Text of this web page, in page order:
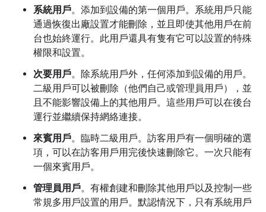
系統用戶。添加到設備的第一個用戶。系統用戶只能
通過恢復出廠設置才能刪除，並且即使其他用戶在前
台也始終運行。此用戶還具有隻有它可以設置的特殊
權限和設置。
次要用戶。除系統用戶外，任何添加到設備的用戶。
二級用戶可以被刪除（他們自己或管理員用戶），並
且不能影響設備上的其他用戶。這些用戶可以在後台
運行並繼續保持網絡連接。
來賓用戶。臨時二級用戶。訪客用戶有一個明確的選
項，可以在訪客用戶用完後快速刪除它。一次只能有
一個來賓用戶。
管理員用戶。有權創建和刪除其他用戶以及控制一些
常規多用戶設置的用戶。默認情況下，只有系統用戶